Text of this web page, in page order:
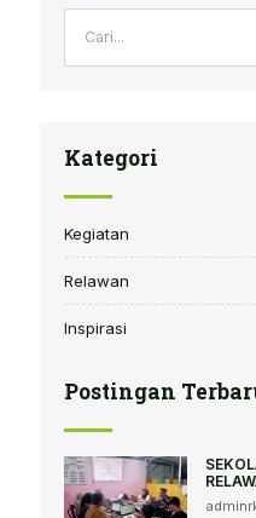
Kategori
Kegiatan
Relawan
Inspirasi
Postingan